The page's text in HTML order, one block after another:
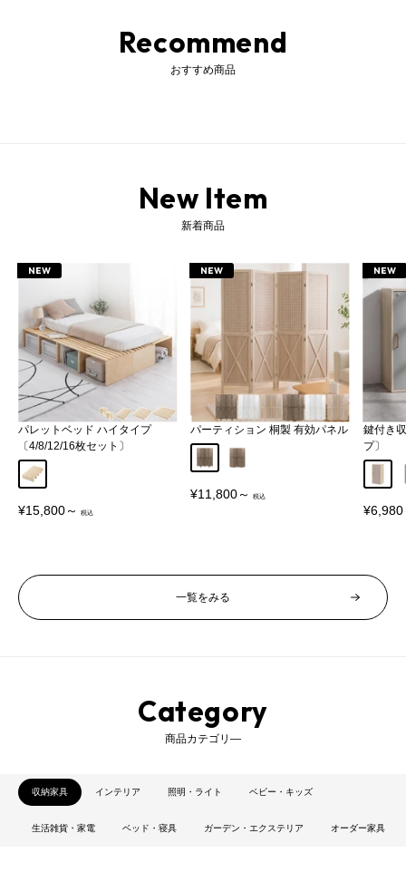
ミラー 鏡 ウォールミラー 壁掛けミラー 壁掛ミラー 壁掛け鏡 吊り下げミラー 吊り下げ鏡 姿見 半身鏡 かがみ カガミ 木製ミラー 木製鏡 木枠ミラー 木枠鏡 ウッドミラー フレームミラー 木製フレームミラー ウッドフレームミラー ボックスミラー ボックス型ミラー ボックスフレームミラー 箱型ミラー 吊りミラー 吊り鏡 掛け鏡 壁掛鏡 壁鏡 玄関ミラー 玄関鏡 洗面鏡 化粧鏡 フェイスミラー 角型ミラー 大型ミラー 額縁ミラー インテリアミラー ドレッサー用ミラー 飾り棚 雑貨 生活雑貨 インテリア雑貨 家具 アンティーク家具 調 長方形 四角 角型 スクエア 縦長 縦置き 縦吊り 縦型 ボックス ボックス型 箱型 フレーム ボックスフレーム 立体 大型 大きい 大きめ 半身 上半身 約 幅 45 60 幅45 幅45cm 45×60 45×60cm 壁掛け 壁掛け用 吊り下げ 吊り 吊り下 吊下げ つり下げ ぶら下げ 天然木 天然木製 木製 木 木枠 木目 ウッド ナチュラルウッド 桐 桐製 桐材 ウッドフレーム 飛散防止 飛散防止加工 飛散しない 飛び散らない 立て掛け 立てかけ アンティーク加工 エイジング加工 ブラシ加工 ユーズド加工 ダメージ加工 ひも付き 紐付き アンティークミラー アンティークウッド 窓枠 額縁 風 壁 壁面 リビング 居間 玄関 内玄関 玄関ホール エントランス ロビー 寝室 子供部屋 子ども部屋 こども部屋 キッズルーム トイレ 手洗い 洗面 洗面台 洗面所 脱衣所 化粧台 化粧室 美容室 エステ サロン 自宅サロン クローゼット ドレッサー 上 洋室 和室 ワンルーム 1人暮らし 一人暮らし 新生活 化粧 メイク 身支度 身じたく おしゃれ オシャレ お洒落 かわいい 可愛い シンプル ナチュラル 北欧 北欧風 北欧インテリア 北欧ナチュラル 韓国 韓国風 韓国インテリア かっこいい 男前 アンティーク アンティーク風 アンティーク調 モダン ヴィンテージ ヴィンテージ風 ビンテージ インテリア シャビー シック シャビーシック 男前インテリア 引越し 引っ越し 祝い 贈り物 プレゼント ギフト 新築祝い ホワイト ホワイトウッド 白 白色 ブラウン 茶 茶色 ブラック 黒 モノトーン
Recommend
おすすめ商品
New Item
新着商品
NEW
パレットベッド ハイタイプ
〔4/8/12/16枚セット〕
ナチュラル
販
¥15,800～
NEW
パーティション 桐製 有効パネル
AタイプBタイプ
販
¥11,800～
NEW
鍵付き
プ〕
販
¥6,980
一覧をみる
Category
商品カテゴリ―
収納家具 インテリア 照明・ライト ベビー・キッズ
生活雑貨・家電 ベッド・寝具 ガーデン・エクステリア オーダー家具